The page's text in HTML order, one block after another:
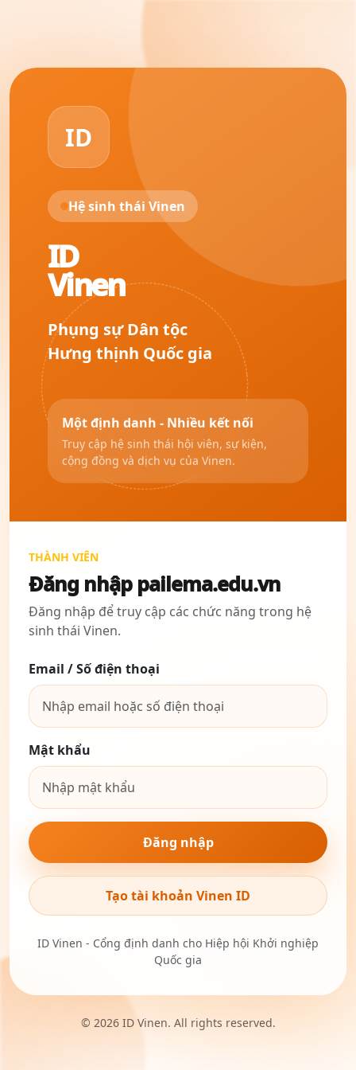
ID
Hệ sinh thái Vinen
ID
Vinen
Phụng sự Dân tộc
Hưng thịnh Quốc gia
Một định danh - Nhiều kết nối
Truy cập hệ sinh thái hội viên, sự kiện,
cộng đồng và dịch vụ của Vinen.
THÀNH VIÊN
Đăng nhập pailema.edu.vn
Đăng nhập để truy cập các chức năng trong hệ
sinh thái Vinen.
Email / Số điện thoại
Mật khẩu
Đăng nhập
Tạo tài khoản Vinen ID
ID Vinen - Cổng định danh cho Hiệp hội Khởi nghiệp
Quốc gia
© 2026 ID Vinen. All rights reserved.